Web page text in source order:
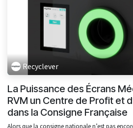
Recyclever
La Puissance des Écrans
RVM un Centre de Profit et
dans la Consigne Française
Alors que la consigne nationale n’est pas